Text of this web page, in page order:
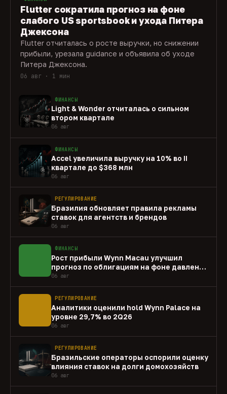
Flutter сократила прогноз на фоне
слабого US sportsbook и ухода Питера
Джексона
Flutter отчиталась о росте выручки, но снижении
прибыли, урезала guidance и объявила об уходе
Питера Джексона.
06 авг · 1 мин
ФИНАНСЫ
Light & Wonder отчиталась о сильном
втором квартале
06 авг
ФИНАНСЫ
Accel увеличила выручку на 10% во II
квартале до $368 млн
06 авг
РЕГУЛИРОВАНИЕ
Бразилия обновляет правила рекламы
ставок для агентств и брендов
06 авг
ФИНАНСЫ
Рост прибыли Wynn Macau улучшил
прогноз по облигациям на фоне давления
capex
06 авг
РЕГУЛИРОВАНИЕ
Аналитики оценили hold Wynn Palace на
уровне 29,7% во 2Q26
06 авг
РЕГУЛИРОВАНИЕ
Бразильские операторы оспорили оценку
влияния ставок на долги домохозяйств
06 авг